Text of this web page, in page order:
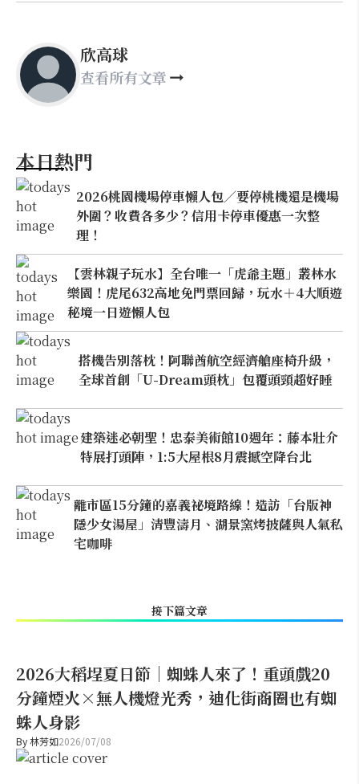
欣高球
查看所有文章
本日熱門
2026桃園機場停車懶人包／要停桃機還是機場
外圍？收費各多少？信用卡停車優惠一次整
理！
【雲林親子玩水】全台唯一「虎爺主題」叢林水
樂園！虎尾632高地免門票回歸，玩水＋4大順遊
秘境一日遊懶人包
搭機告別落枕！阿聯酋航空經濟艙座椅升級，
全球首創「U-Dream頭枕」包覆頭頸超好睡
建築迷必朝聖！忠泰美術館10週年：藤本壯介
特展打頭陣，1:5大屋根8月震撼空降台北
離市區15分鐘的嘉義祕境路線！造訪「台版神
隱少女湯屋」清豐濤月、湖景窯烤披薩與人氣私
宅咖啡
接下篇文章
2026大稻埕夏日節｜蜘蛛人來了！重頭戲20
分鐘煙火×無人機燈光秀，迪化街商圈也有蜘
蛛人身影
By林芳如2026/07/08